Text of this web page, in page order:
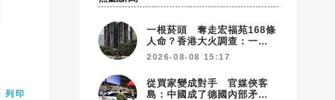
列印
一根菸頭 奪走宏福苑168條
人命？香港大火調查：一連串
失守的防線
2026-08-08 15:17
從買家變成對手 官媒俠客
島：中國成了德國內部矛盾的